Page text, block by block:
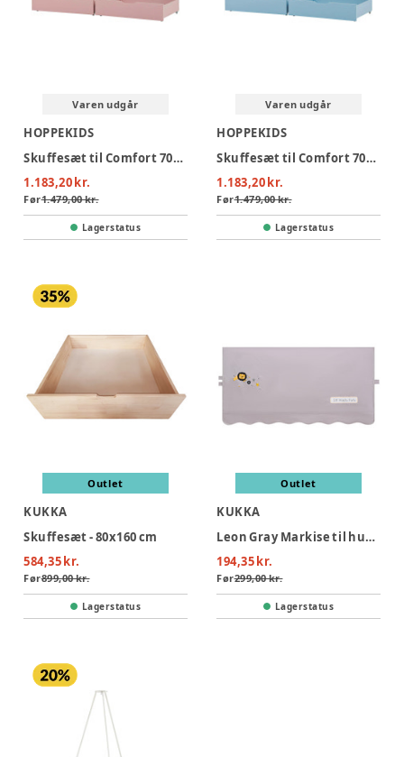
Varen udgår
HOPPEKIDS
Skuffesæt til Comfort 70x160 cm - pale rose
1.183,20 kr.
Før1.479,00 kr.
Lagerstatus
Varen udgår
HOPPEKIDS
Skuffesæt til Comfort 70x160 cm - dream blue
1.183,20 kr.
Før1.479,00 kr.
Lagerstatus
Outlet
KUKKA
Skuffesæt - 80x160 cm
584,35 kr.
Før899,00 kr.
Lagerstatus
Outlet
KUKKA
Leon Gray Markise til husseng 70x140
194,35 kr.
Før299,00 kr.
Lagerstatus